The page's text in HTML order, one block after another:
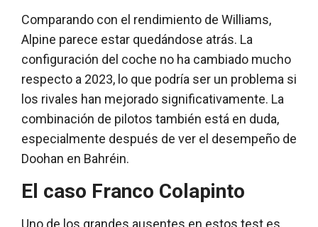
Comparando con el rendimiento de Williams,
Alpine parece estar quedándose atrás. La
configuración del coche no ha cambiado mucho
respecto a 2023, lo que podría ser un problema si
los rivales han mejorado significativamente. La
combinación de pilotos también está en duda,
especialmente después de ver el desempeño de
Doohan en Bahréin.
El caso Franco Colapinto
Uno de los grandes ausentes en estos test es